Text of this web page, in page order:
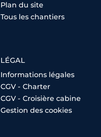
Plan du site
Tous les chantiers
LÉGAL
Informations légales
CGV - Charter
CGV - Croisière cabine
Gestion des cookies